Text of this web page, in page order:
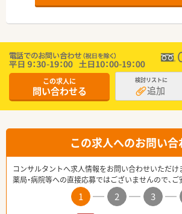
この求人に
問い合わせる
検討リストに
追加
この求人へのお問い合
コンサルタントへ求人情報をお問い合わせいただけ
薬局・病院等への直接応募ではございませんので、ご
1 2 3